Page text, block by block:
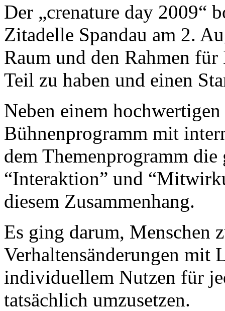
Der „crenature day 2009“
Zitadelle Spandau am 2.
Raum und den Rahmen
Teil zu haben und einen
Neben einem
Bühnenprogramm mit
dem Themenprogramm
“Interaktion” und
diesem Zusammenhang.
Es ging darum, Menschen
Verhaltensänderungen mit
individuellem Nutzen für
tatsächlich umzusetzen.